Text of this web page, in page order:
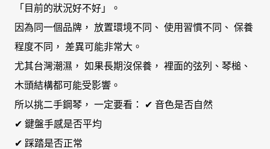
「目前的狀況好不好」。
因為同一個品牌， 放置環境不同、 使用習慣不同、 保養
程度不同， 差異可能非常大。
尤其台灣潮濕， 如果長期沒保養， 裡面的弦列、琴槌、
木頭結構都可能受影響。
所以挑二手鋼琴， 一定要看： ✔ 音色是否自然
✔ 鍵盤手感是否平均
✔ 踩踏是否正常